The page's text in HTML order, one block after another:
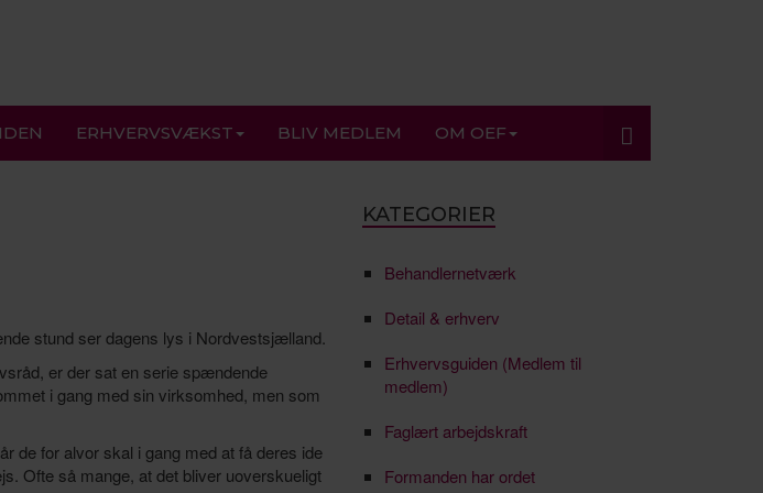
ERHVERVSVÆKST BLIV MEDLEM OM OEF
stund ser dagens lys i Nordvestsjælland.
er der sat en serie spændende
i gang med sin virksomhed, men som
de for alvor skal i gang med at få deres ide
Ofte så mange, at det bliver uoverskueligt
KATEGORIER
Behandlernetværk
Detail & erhverv
Erhvervsguiden (Medlem til
medlem)
Faglært arbejdskraft
Formanden har ordet